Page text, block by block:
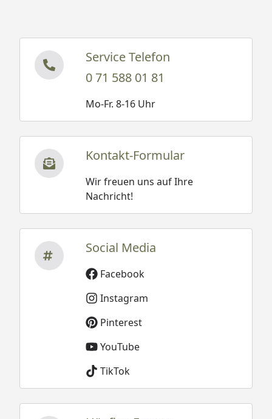
Service Telefon
0 71 588 01 81
Mo-Fr. 8-16 Uhr
Kontakt-Formular
Wir freuen uns auf Ihre
Nachricht!
Social Media
Facebook
Instagram
Pinterest
YouTube
TikTok